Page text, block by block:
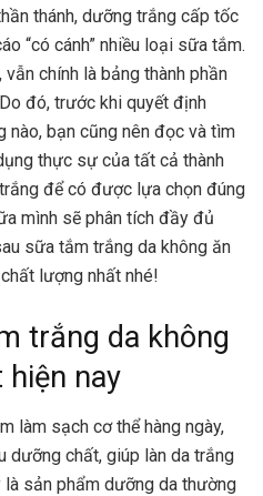
thánh, dưỡng trắng cấp tốc
“có cánh” nhiều loại sữa tắm.
chính là bảng thành phần
đó, trước khi quyết định
nào, bạn cũng nên đọc và tìm
thực sự của tất cả thành
để có được lựa chọn đúng
mình sẽ phân tích đầy đủ
sữa tắm trắng da không ăn
lượng nhất nhé!
trắng da không
nay
làm sạch cơ thể hàng ngày,
dưỡng chất, giúp làn da trắng
là sản phẩm dưỡng da thường